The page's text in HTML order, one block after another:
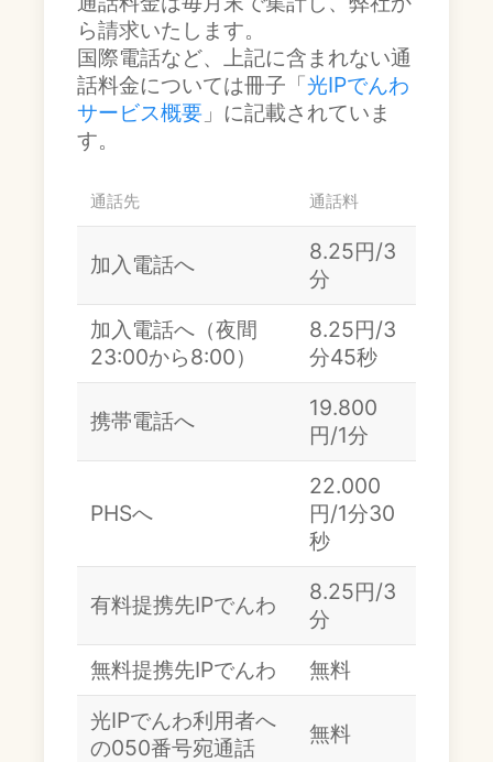
ら請求いたします。
国際電話など、上記に含まれない通
話料金については冊子「光IPでんわ
サービス概要 」に記載されていま
す。
通話先 通話料
加入電話へ
8.25円/3
分
加入電話へ（夜間
23:00から8:00）
8.25円/3
分45秒
携帯電話へ
19.800
円/1分
PHSへ
22.000
円/1分30
秒
有料提携先IPでんわ
8.25円/3
分
無料提携先IPでんわ
無料
光IPでんわ利用者へ
の050番号宛通話
無料